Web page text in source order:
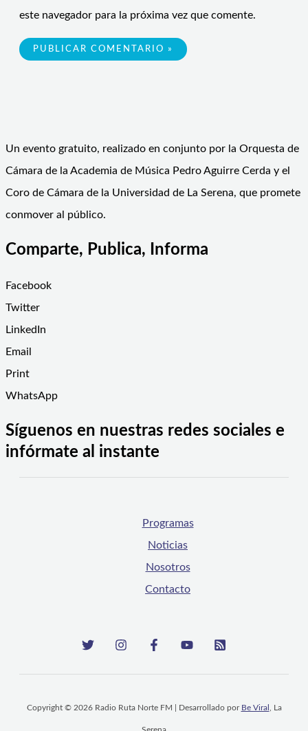
este navegador para la próxima vez que comente.
Un evento gratuito, realizado en conjunto por la Orquesta de
Cámara de la Academia de Música Pedro Aguirre Cerda y el
Coro de Cámara de la Universidad de La Serena, que promete
conmover al público.
Comparte, Publica, Informa
Facebook
Twitter
LinkedIn
Email
Print
WhatsApp
Síguenos en nuestras redes sociales e
infórmate al instante
Programas
Noticias
Nosotros
Contacto
Copyright © 2026 Radio Ruta Norte FM | Desarrollado por Be Viral , La